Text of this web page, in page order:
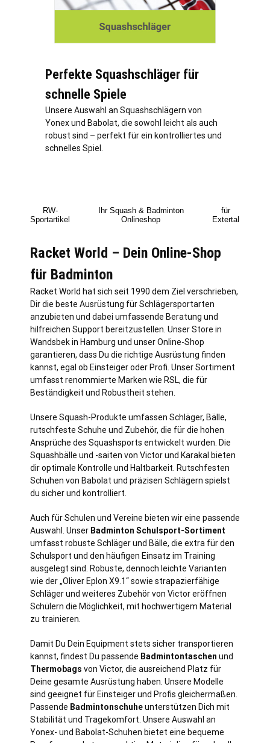
Perfekte Squashschläger für
schnelle Spiele
Unsere Auswahl an Squashschlägern von
Yonex und Babolat, die sowohl leicht als auch
robust sind – perfekt für ein kontrolliertes und
schnelles Spiel.
RW-
Sportartikel
Ihr Squash & Badminton
Onlineshop
für
Extertal
Racket World – Dein Online-Shop
für Badminton
Racket World hat sich seit 1990 dem Ziel verschrieben,
Dir die beste Ausrüstung für Schlägersportarten
anzubieten und dabei umfassende Beratung und
hilfreichen Support bereitzustellen. Unser Store in
Wandsbek in Hamburg und unser Online-Shop
garantieren, dass Du die richtige Ausrüstung finden
kannst, egal ob Einsteiger oder Profi. Unser Sortiment
umfasst renommierte Marken wie RSL, die für
Beständigkeit und Robustheit stehen.
Unsere Squash-Produkte umfassen Schläger, Bälle,
rutschfeste Schuhe und Zubehör, die für die hohen
Ansprüche des Squashsports entwickelt wurden. Die
Squashbälle und -saiten von Victor und Karakal bieten
dir optimale Kontrolle und Haltbarkeit. Rutschfesten
Schuhen von Babolat und präzisen Schlägern spielst
du sicher und kontrolliert.
Auch für Schulen und Vereine bieten wir eine passende
Auswahl. Unser Badminton Schulsport-Sortiment
umfasst robuste Schläger und Bälle, die extra für den
Schulsport und den häufigen Einsatz im Training
ausgelegt sind. Robuste, dennoch leichte Varianten
wie der „Oliver Eplon X9.1“ sowie strapazierfähige
Schläger und weiteres Zubehör von Victor eröffnen
Schülern die Möglichkeit, mit hochwertigem Material
zu trainieren.
Damit Du Dein Equipment stets sicher transportieren
kannst, findest Du passende Badmintontaschen und
Thermobags von Victor, die ausreichend Platz für
Deine gesamte Ausrüstung haben. Unsere Modelle
sind geeignet für Einsteiger und Profis gleichermaßen.
Passende Badmintonschuheunterstützen Dich mit
Stabilität und Tragekomfort. Unsere Auswahl an
Yonex- und Babolat-Schuhen bietet eine bequeme